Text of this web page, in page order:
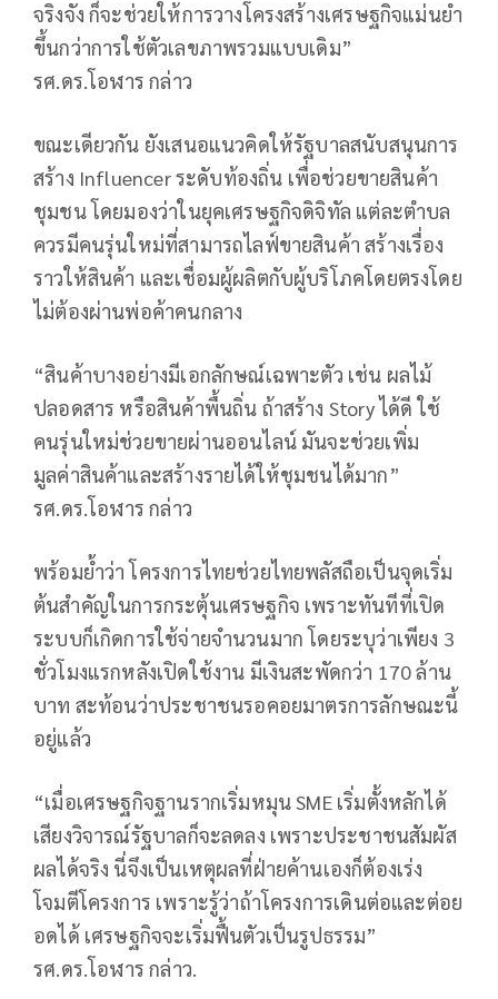
จริงจัง ก็จะช่วยให้การวางโครงสร้างเศรษฐกิจแม่นยำ
ขึ้นกว่าการใช้ตัวเลขภาพรวมแบบเดิม”
รศ.ดร.โอฬาร กล่าว
ขณะเดียวกัน ยังเสนอแนวคิดให้รัฐบาลสนับสนุนการ
สร้าง Influencer ระดับท้องถิ่น เพื่อช่วยขายสินค้า
ชุมชน โดยมองว่าในยุคเศรษฐกิจดิจิทัล แต่ละตำบล
ควรมีคนรุ่นใหม่ที่สามารถไลฟ์ขายสินค้า สร้างเรื่อง
ราวให้สินค้า และเชื่อมผู้ผลิตกับผู้บริโภคโดยตรงโดย
ไม่ต้องผ่านพ่อค้าคนกลาง
“สินค้าบางอย่างมีเอกลักษณ์เฉพาะตัว เช่น ผลไม้
ปลอดสาร หรือสินค้าพื้นถิ่น ถ้าสร้าง Story ได้ดี ใช้
คนรุ่นใหม่ช่วยขายผ่านออนไลน์ มันจะช่วยเพิ่ม
มูลค่าสินค้าและสร้างรายได้ให้ชุมชนได้มาก”
รศ.ดร.โอฬาร กล่าว
พร้อมย้ำว่า โครงการไทยช่วยไทยพลัสถือเป็นจุดเริ่ม
ต้นสำคัญในการกระตุ้นเศรษฐกิจ เพราะทันทีที่เปิด
ระบบก็เกิดการใช้จ่ายจำนวนมาก โดยระบุว่าเพียง 3
ชั่วโมงแรกหลังเปิดใช้งาน มีเงินสะพัดกว่า 170 ล้าน
บาท สะท้อนว่าประชาชนรอคอยมาตรการลักษณะนี้
อยู่แล้ว
“เมื่อเศรษฐกิจฐานรากเริ่มหมุน SME เริ่มตั้งหลักได้
เสียงวิจารณ์รัฐบาลก็จะลดลง เพราะประชาชนสัมผัส
ผลได้จริง นี่จึงเป็นเหตุผลที่ฝ่ายค้านเองก็ต้องเร่ง
โจมตีโครงการ เพราะรู้ว่าถ้าโครงการเดินต่อและต่อย
อดได้ เศรษฐกิจจะเริ่มฟื้นตัวเป็นรูปธรรม”
รศ.ดร.โอฬาร กล่าว.